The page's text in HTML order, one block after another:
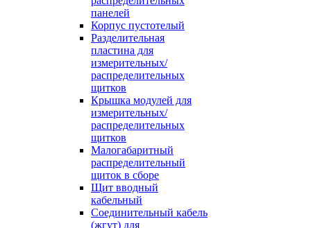
панелей
Корпус пустотелый
Разделительная
пластина для
измерительных/
распределительных
щитков
Крышка модулей для
измерительных/
распределительных
щитков
Малогабаритный
распределительный
щиток в сборе
Щит вводный
кабельный
Соединительный кабель
(жгут) для